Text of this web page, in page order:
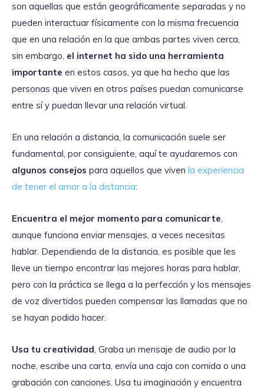
son aquellas que están geográficamente separadas y no
pueden interactuar físicamente con la misma frecuencia
que en una relación en la que ambas partes viven cerca,
sin embargo, el internet ha sido una herramienta
importante en estos casos, ya que ha hecho que las
personas que viven en otros países puedan comunicarse
entre sí y puedan llevar una relación virtual.
En una relación a distancia, la comunicación suele ser
fundamental, por consiguiente, aquí te ayudaremos con
algunos consejos para aquellos que viven la experiencia
de tener el amor a la distancia:
Encuentra el mejor momento para comunicarte
aunque funciona enviar mensajes, a veces necesitas
hablar. Dependiendo de la distancia, es posible que les
lleve un tiempo encontrar las mejores horas para hablar,
pero con la práctica se llega a la perfección y los mensajes
de voz divertidos pueden compensar las llamadas que no
se hayan podido hacer.
Usa tu creatividad , Graba un mensaje de audio por la
noche, escribe una carta, envía una caja con comida o una
grabación con canciones. Usa tu imaginación y encuentra